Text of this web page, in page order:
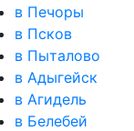
в Печоры
в Псков
в Пыталово
в Адыгейск
в Агидель
в Белебей